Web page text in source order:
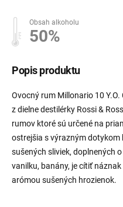
Obsah alkoholu
50%
Popis produktu
Ovocný rum Millonario 10
z dielne destilérky Rossi &
rumov ktoré sú určené na
ostrejšia s výrazným dotykom
sušených sliviek, doplnených
vanilku, banány, je cítiť
arómou sušených hrozienok.